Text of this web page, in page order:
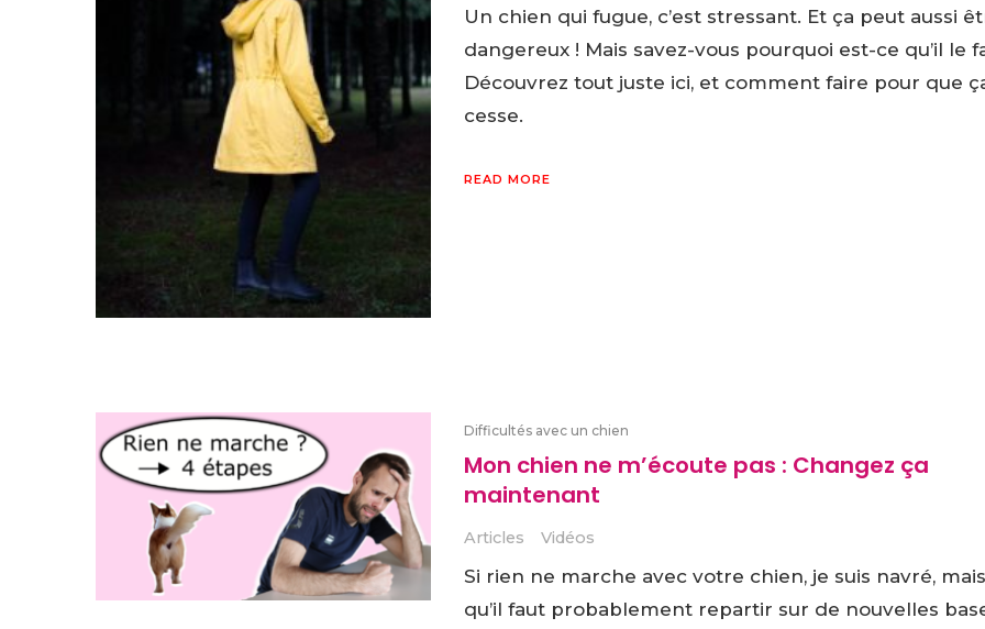
Un chien qui fugue, c’est stressant. Et ça peut aussi
dangereux ! Mais savez-vous pourquoi est-ce qu’il le
Découvrez tout juste ici, et comment faire pour que
cesse.
READ MORE
Difficultés avec un chien
Mon chien ne m’écoute pas : Changez ça
maintenant
Articles Vidéos
Si rien ne marche avec votre chien, je suis navré, mais
qu’il faut probablement repartir sur de nouvelles